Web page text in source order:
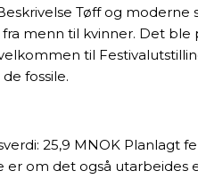
Tøff og
menn til kvinner. Det ble
til
fossile.
25,9 MNOK Planlagt
er om det også